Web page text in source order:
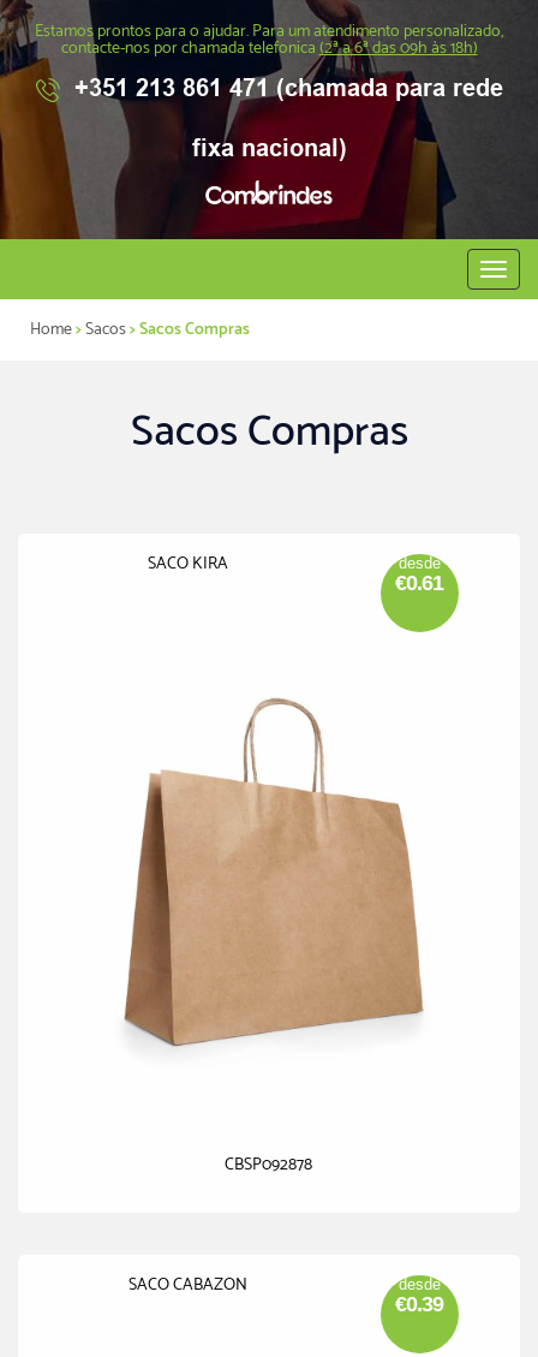
Estamos prontos para o ajudar. Para um atendimento personalizado,
contacte-nos por chamada telefonica(2ª a 6ª das 09h às 18h)
+351 213 861 471 (chamada para rede
fixa nacional)
Abrir
menu
Home>Sacos> Sacos Compras
Sacos Compras
SACO KIRA desde
€0.61
CBSP092878
SACO CABAZON desde
€0.39